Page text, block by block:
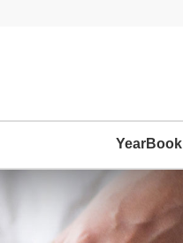
YearBook